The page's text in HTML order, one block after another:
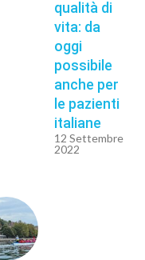
qualità di
vita: da
oggi
possibile
anche per
le pazienti
italiane
12 Settembre
2022